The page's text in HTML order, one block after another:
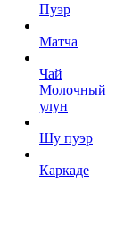
Пуэр
Матча
Чай
Молочный
улун
Шу пуэр
Каркаде